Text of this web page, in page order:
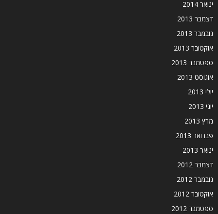
ינואר 2014
דצמבר 2013
נובמבר 2013
אוקטובר 2013
ספטמבר 2013
אוגוסט 2013
יולי 2013
יוני 2013
מרץ 2013
פברואר 2013
ינואר 2013
דצמבר 2012
נובמבר 2012
אוקטובר 2012
ספטמבר 2012